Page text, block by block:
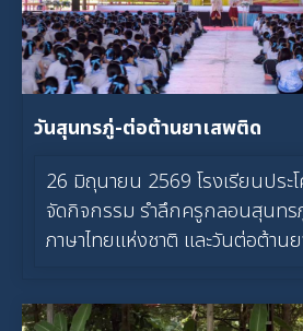
วันสุนทรภู่-ต่อต้านยาเสพติด
26 มิถุนายน 2569 โรงเรียนปร
จัดกิจกรรม รำลึกครูกลอนสุนทร
ภาษาไทยแห่งชาติ และวันต่อต้าน